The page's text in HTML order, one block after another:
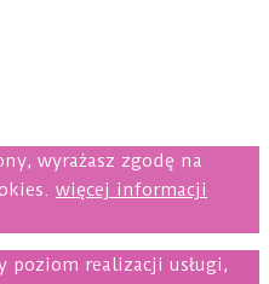
wyrażasz zgodę na
więcej informacji
poziom realizacji usługi,